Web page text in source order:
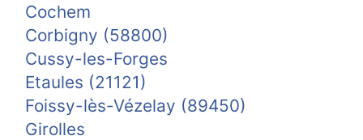
Cochem
Corbigny (58800)
Cussy-les-Forges
Etaules (21121)
Foissy-lès-Vézelay (89450)
Girolles